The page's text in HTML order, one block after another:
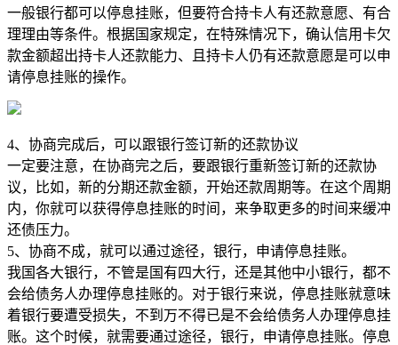
一般银行都可以停息挂账，但要符合持卡人有还款意愿、有合
理理由等条件。根据国家规定，在特殊情况下，确认信用卡欠
款金额超出持卡人还款能力、且持卡人仍有还款意愿是可以申
请停息挂账的操作。
4、协商完成后，可以跟银行签订新的还款协议
一定要注意，在协商完之后，要跟银行重新签订新的还款协
议，比如，新的分期还款金额，开始还款周期等。在这个周期
内，你就可以获得停息挂账的时间，来争取更多的时间来缓冲
还债压力。
5、协商不成，就可以通过途径，银行，申请停息挂账。
我国各大银行，不管是国有四大行，还是其他中小银行，都不
会给债务人办理停息挂账的。对于银行来说，停息挂账就意味
着银行要遭受损失，不到万不得已是不会给债务人办理停息挂
账。这个时候，就需要通过途径，银行，申请停息挂账。停息